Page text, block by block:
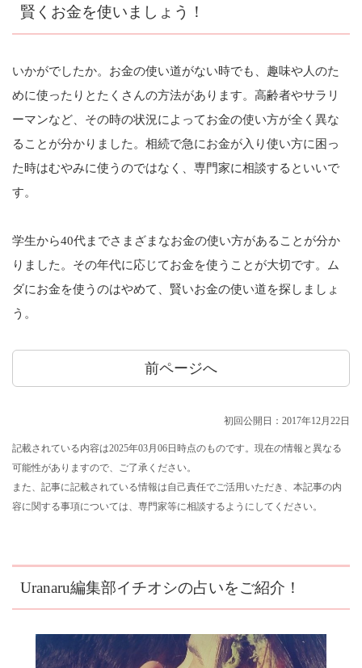
賢くお金を使いましょう！
いかがでしたか。お金の使い道がない時でも、趣味や人のた
めに使ったりとたくさんの方法があります。高齢者やサラリ
ーマンなど、その時の状況によってお金の使い方が全く異な
ることが分かりました。相続で急にお金が入り使い方に困っ
た時はむやみに使うのではなく、専門家に相談するといいで
す。
学生から40代までさまざまなお金の使い方があることが分か
りました。その年代に応じてお金を使うことが大切です。ム
ダにお金を使うのはやめて、賢いお金の使い道を探しましょ
う。
前ページへ
初回公開日：2017年12月22日
記載されている内容は2025年03月06日時点のものです。現在の情報と異なる
可能性がありますので、ご了承ください。
また、記事に記載されている情報は自己責任でご活用いただき、本記事の内
容に関する事項については、専門家等に相談するようにしてください。
Uranaru編集部イチオシの占いをご紹介！